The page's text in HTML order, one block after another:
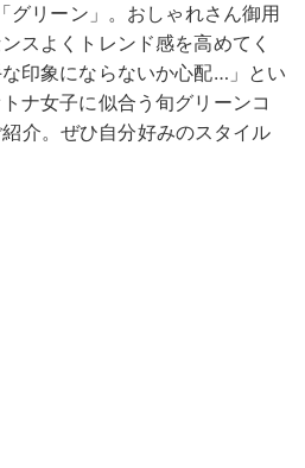
リーン」。おしゃれさん御用
スよくトレンド感を高めてく
印象にならないか心配…」とい
ナ女子に似合う旬グリーンコ
介。ぜひ自分好みのスタイル